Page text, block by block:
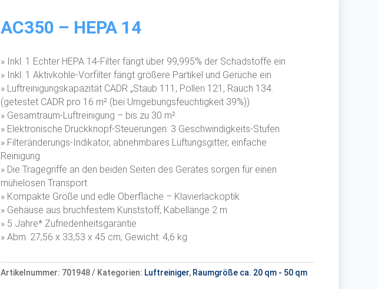
AC350 – HEPA 14
» Inkl. 1 Echter HEPA 14-Filter fängt über 99,995% der Schadstoffe ein
» Inkl. 1 Aktivkohle-Vorfilter fängt größere Partikel und Gerüche ein
» Luftreinigungskapazität CADR „Staub 111, Pollen 121, Rauch 134.
(getestet CADR pro 16 m² (bei Umgebungsfeuchtigkeit 39%))
» Gesamtraum-Luftreinigung – bis zu 30 m²
» Elektronische Druckknopf-Steuerungen: 3 Geschwindigkeits-Stufen
» Filteränderungs-Indikator, abnehmbares Lüftungsgitter, einfache
Reinigung
» Die Tragegriffe an den beiden Seiten des Gerätes sorgen für einen
mühelosen Transport
» Kompakte Größe und edle Oberfläche – Klavierlackoptik
» Gehäuse aus bruchfestem Kunststoff, Kabellänge 2 m
» 5 Jahre* Zufriedenheitsgarantie
» Abm. 27,56 x 33,53 x 45 cm, Gewicht: 4,6 kg
Artikelnummer: 701948 Kategorien: Luftreiniger, Raumgröße ca. 20 qm - 50 qm